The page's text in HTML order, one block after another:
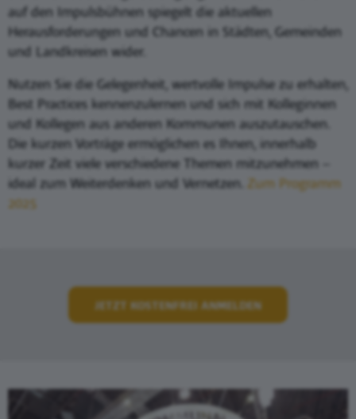
auf den Impulsbühnen spiegelt die aktuellen
Herausforderungen und Chancen in Städten, Gemeinden
und Landkreisen wider.
Nutzen Sie die Gelegenheit, wertvolle Impulse zu erhalten,
Best Practices kennenzulernen und sich mit Kolleginnen
und Kollegen aus anderen Kommunen auszutauschen.
Die kurzen Vorträge ermöglichen es Ihnen, innerhalb
kurzer Zeit viele verschiedene Themen mitzunehmen –
ideal zum Weiterdenken und Vernetzen. Zum Programm
2025
JETZT KOSTENFREI ANMELDEN